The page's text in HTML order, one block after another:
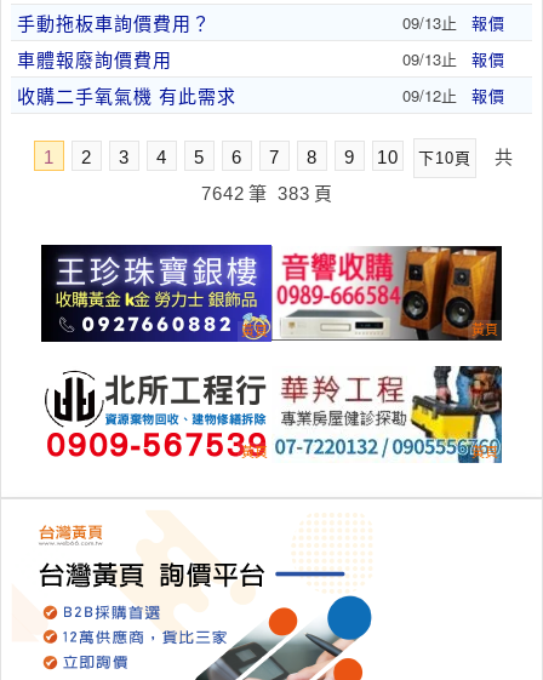
手動拖板車詢價費用？ 09/13止 報價
車體報廢詢價費用 09/13止 報價
收購二手氧氣機 有此需求 09/12止 報價
1 2 3 4 5 6 7 8 9 10 下10頁
共
7642 筆 383 頁